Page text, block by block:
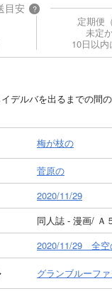
目安 ?
定期便
未定
10日以内
デルバを出るまでの間
梅が枝の
菅原の
2020/11/29
同人誌 - 漫画/ Ａ
2020/11/29 全空
グランブルーフ